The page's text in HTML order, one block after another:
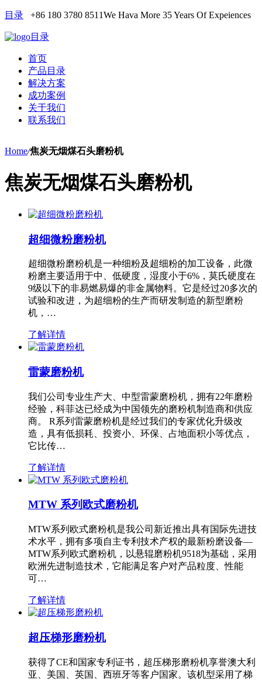
目录 +86 180 3780 8511We Hava More 35 Years Of Expeiences
目录
首页
产品目录
解决方案
成功案例
关于我们
联系我们
Home/焦炭无烟煤石头磨粉机
焦炭无烟煤石头磨粉机
超细微粉磨粉机
超细微粉磨粉机是一种细粉及超细粉的加工设备，此微
粉磨主要适用于中、低硬度，湿度小于6%，莫氏硬度在
9级以下的非易燃易爆的非金属物料。它是经过20多次的
试验和改进，为超细粉的生产而研发制造的新型磨粉
机，…
了解详情
雷蒙磨粉机
我们公司专业生产大、中型雷蒙磨粉机，拥有22年磨粉
经验，科菲达已经成为中国领先的磨粉机制造商和供应
商。 R系列雷蒙磨粉机是经过我们的专家优化升级改
造，具有低损耗、投资小、环保、占地面积小等优点，
它比传…
了解详情
MTW 系列欧式磨粉机
MTW系列欧式磨粉机是我公司新近推出具有国际先进技
术水平，拥有多项自主专利技术产权的最新粉磨设备—
MTW系列欧式磨粉机，以悬辊磨粉机9518为基础，采用
欧洲先进制造技术，它能满足客户对产品粒度、性能
可…
了解详情
超压梯形磨粉机
获得了CE和国家专利证书，超压梯形磨粉机享誉澳大利
亚、美国、英国、西班牙等客户国家。该机型采用了梯